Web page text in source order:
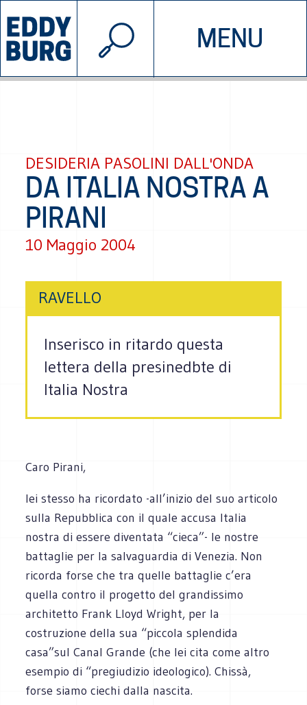
MENU
INIZIATIVE CHI SIAMO
© 2026 EDDYBURG
DESIDERIA PASOLINI DALL'ONDA
DA ITALIA NOSTRA A
PIRANI
10 Maggio 2004
RAVELLO
Inserisco in ritardo questa
lettera della presinedbte di
Italia Nostra
Caro Pirani,
lei stesso ha ricordato -all’inizio del suo articolo
sulla Repubblica con il quale accusa Italia
nostra di essere diventata “cieca”- le nostre
battaglie per la salvaguardia di Venezia. Non
ricorda forse che tra quelle battaglie c’era
quella contro il progetto del grandissimo
architetto Frank Lloyd Wright, per la
costruzione della sua “piccola splendida
casa”sul Canal Grande (che lei cita come altro
esempio di “pregiudizio ideologico). Chissà,
forse siamo ciechi dalla nascita.